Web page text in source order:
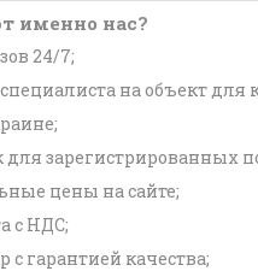
именно нас?
24/7;
на объект для
зарегистрированных
цены на сайте;
с НДС;
гарантией качества;